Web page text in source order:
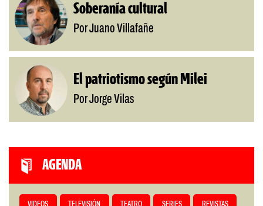
Soberanía cultural
Por Juano Villafañe
El patriotismo según Milei
Por Jorge Vilas
AGENDA